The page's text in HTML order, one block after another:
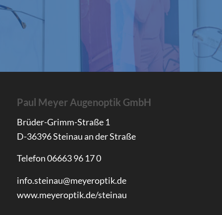
Paul Meyer Augenoptik GmbH
Brüder-Grimm-Straße 1
D-36396 Steinau an der Straße
Telefon 06663 96 17 0
info.steinau@meyeroptik.de
www.meyeroptik.de/steinau